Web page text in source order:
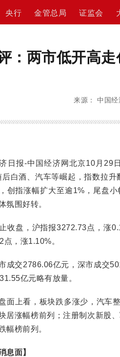
央行 金管总局 证监会
：两市低开高
来源： 中国
报-中国经济网北京10月29日
后白酒、汽车等崛起，指数拉
创指涨幅扩大至逾1%，尾盘
氛围好转。
盘，沪指报3272.73点，涨
点，涨1.10%。
交2786.06亿元，深市成交
亿元略有放量。
上看，板块跌多涨少，汽车整
居涨幅榜前列；注册制次新股
幅榜前列。
息面】